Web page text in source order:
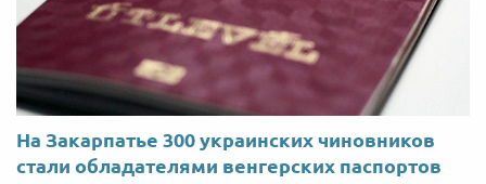
На Закарпатье 300 украинских чиновников
стали обладателями венгерских паспортов